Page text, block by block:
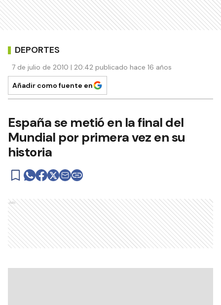
DEPORTES
7 de julio de 2010 | 20:42 publicado hace 16 años
Añadir como fuente en
España se metió en la final del
Mundial por primera vez en su
historia
Ads